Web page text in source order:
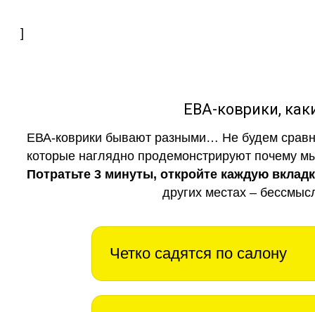
]
ЕВА-коврики,
ЕВА-коврики бывают разными… Не будем
которые наглядно продемонстрируют почему
Потратьте 3 минуты, откройте каждую
других местах –
Четко садятся по салону